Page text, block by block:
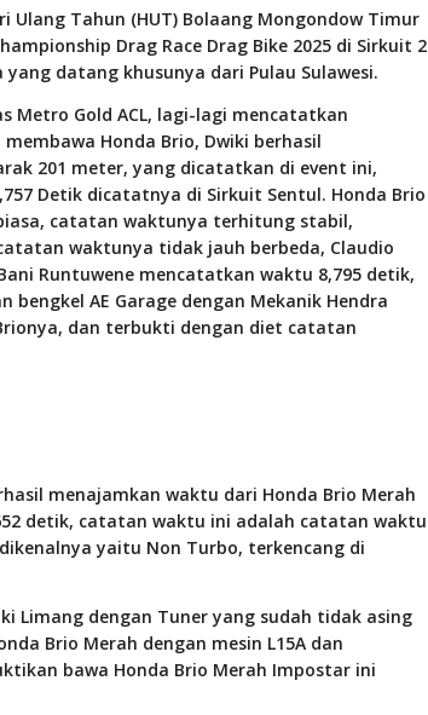
Ulang Tahun (HUT) Bolaang Mongondow Timur
Drag Race Drag Bike 2025 di Sirkuit 2
datang khusunya dari Pulau Sulawesi.
Metro Gold ACL, lagi-lagi mencatatkan
Honda Brio, Dwiki berhasil
201 meter, yang dicatatkan di event ini,
Detik dicatatnya di Sirkuit Sentul. Honda Brio
catatan waktunya terhitung stabil,
waktunya tidak jauh berbeda, Claudio
Runtuwene mencatatkan waktu 8,795 detik,
AE Garage dengan Mekanik Hendra
dan terbukti dengan diet catatan
menajamkan waktu dari Honda Brio Merah
detik, catatan waktu ini adalah catatan waktu
yaitu Non Turbo, terkencang di
Limang dengan Tuner yang sudah tidak asing
Brio Merah dengan mesin L15A dan
bawa Honda Brio Merah Impostar ini